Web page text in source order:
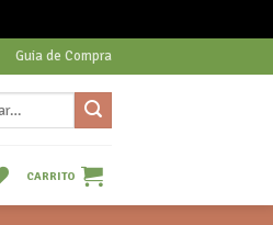
Guia de Compra
CARRITO